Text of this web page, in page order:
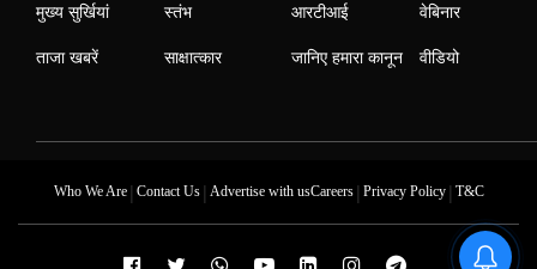
मुख्य सुर्खियां
ताजा खबरें
स्तंभ
साक्षात्कार
आरटीआई
जानिए हमारा कानून
वेबिनार
वीडियो
Who We Are| Contact Us| Advertise with usCareers| Privacy Policy| T&C